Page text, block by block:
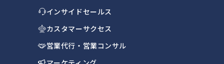
インサイドセールス
カスタマーサクセス
営業代行・営業コンサル